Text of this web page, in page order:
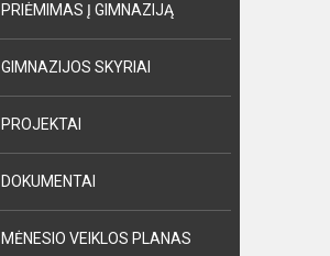
PRIĖMIMAS Į GIMNAZIJĄ
GIMNAZIJOS SKYRIAI
PROJEKTAI
DOKUMENTAI
MĖNESIO VEIKLOS PLANAS